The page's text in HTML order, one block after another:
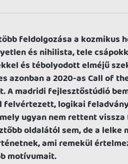
feldolgozása a kozmikus
és nihilista, tele
és tébolyodott elméjű
azonban a 2020-as Call of
A madridi fejlesztőstúdió
felvértezett, logikai
ugyan nem rettent
oldalától sem, de a lelke
ami remekül
motívumait.